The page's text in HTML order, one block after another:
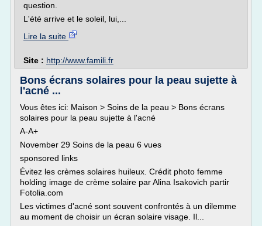
question.
L'été arrive et le soleil, lui,...
Lire la suite
Site : http://www.famili.fr
Bons écrans solaires pour la peau sujette à
l'acné ...
Vous êtes ici: Maison > Soins de la peau > Bons écrans
solaires pour la peau sujette à l'acné
A-A+
November 29 Soins de la peau 6 vues
sponsored links
Évitez les crèmes solaires huileux. Crédit photo femme
holding image de crème solaire par Alina Isakovich partir
Fotolia.com
Les victimes d'acné sont souvent confrontés à un dilemme
au moment de choisir un écran solaire visage. Il...